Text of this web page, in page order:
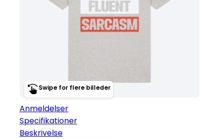
Swipe for flere billeder
Anmeldelser
Specifikationer
Beskrivelse